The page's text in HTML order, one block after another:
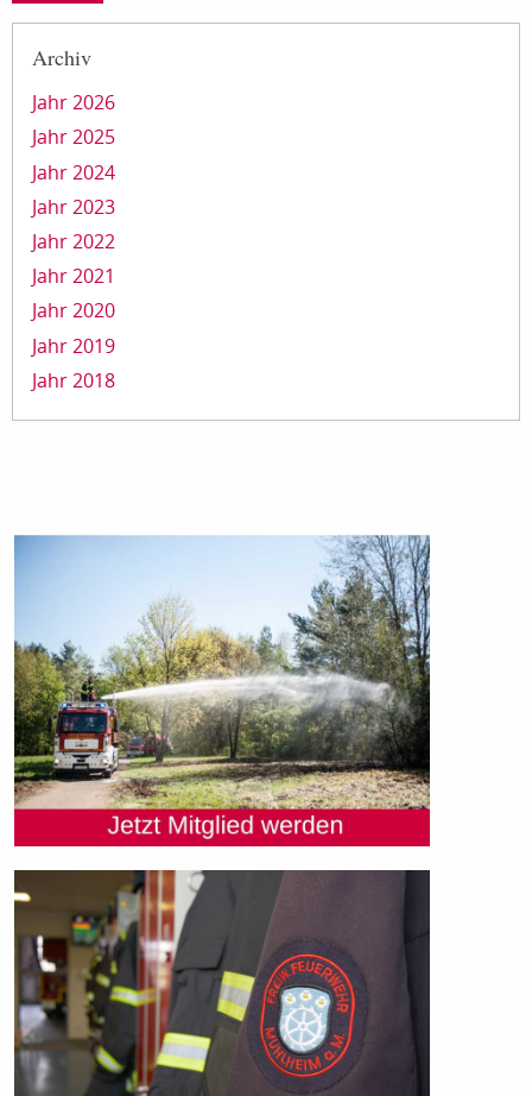
Archiv
Jahr 2026
Jahr 2025
Jahr 2024
Jahr 2023
Jahr 2022
Jahr 2021
Jahr 2020
Jahr 2019
Jahr 2018